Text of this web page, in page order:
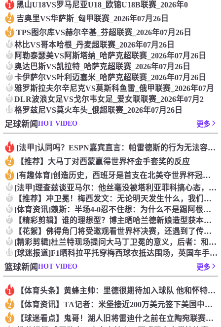
1 黑山U18VS罗马尼亚U18_欧锦U18B联赛_2026年0
2 吉奥里VS华萨斯_匈甲联赛_2026年07月26日
3 TPS图尔库VS赫尔辛基_芬超联赛_2026年07月26日
4 林比VS哥本哈根_丹麦超联赛_2026年07月26日
5 阿勒泰瑟美VS阿斯塔纳_哈萨克超联赛_2026年07月26日
6 奥达巴斯VS凯拉特_哈萨克超联赛_2026年07月26日
7 卡伊萨尔VS叶利迈塞米_哈萨克超联赛_2026年07月26日
8 雅罗斯拉夫尔辛尼克VS莫斯科鱼雷_俄甲联赛_2026年07月
9 DLR波浪女足VS戈尔韦女足_爱女联联赛_2026年07月2
10格罗兹尼VS莫火车头_俄超联赛_2026年07月26日
足球新闻HOT VIDEO 更多
1 [法甲]认同吗？ESPN嘉宾直言：帕雷德斯的行为无法容忍，应
2 【推荐】大马丁对西蒙赢得世界杯金手套奖的反应
3 [有趣体育]创造历史，西班牙是首支在北美夺世界杯冠军的欧洲球
4 [法甲]理查兹谈亚马尔：他丝毫没被塔利亚菲科搞心态，绝对的超
5 【推荐】冲卫冕！梅西发文：无论明天发生什么，我们已书写无法抹
6 [体育资讯]赖斯：半场4-0忍不住想：为什么不是踢阿根廷？为
7 【精彩剪辑】谁的理想型？博主晒哈兰德新娘造型获本人点赞！
8 【花絮】佛得角门将受邀观看世界杯决赛，还遇到了传奇门将伊基塔
9 [精彩剪辑]杜兰特现场提问大马丁卫冕的意义，后者：和梅西一起
10 [球迷报道]F1晒科拉平托穿梅西球衣抵达围场，英国车手林德布
篮球新闻HOT VIDEO 更多
1 【体育头条】黄蜂主帅：里德很期待加入球队 他和怀特成长道路相
2 【体育资讯】TA记者：米堡接近200万美元签下美国中场伯哈尔
3 【球迷看点】鬼哥！湖人旧将雷迪什之前在立陶宛联赛大杀四方